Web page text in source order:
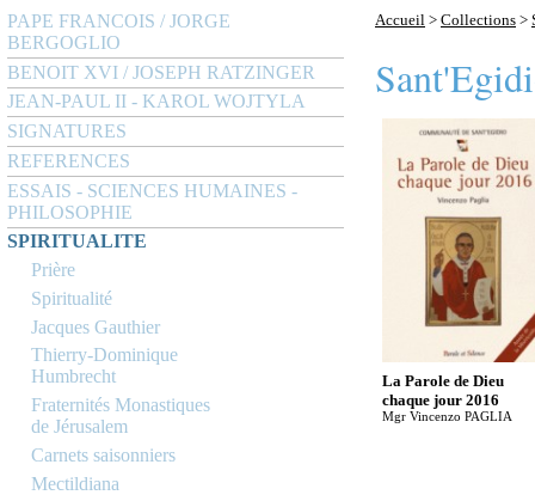
PAPE FRANCOIS / JORGE
BERGOGLIO
BENOIT XVI / JOSEPH RATZINGER
JEAN-PAUL II - KAROL WOJTYLA
SIGNATURES
REFERENCES
ESSAIS - SCIENCES HUMAINES -
PHILOSOPHIE
SPIRITUALITE
Prière
Spiritualité
Jacques Gauthier
Thierry-Dominique
Humbrecht
Fraternités Monastiques
de Jérusalem
Carnets saisonniers
Mectildiana
Accueil > Collections >
La Parole de Dieu
chaque jour 2016
Mgr Vincenzo PAGLIA